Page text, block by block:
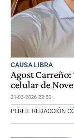
CAUSA LIBRA
Agost Carreño:
celular de
21-03-2026 22:50
PERFIL REDACCIÓN